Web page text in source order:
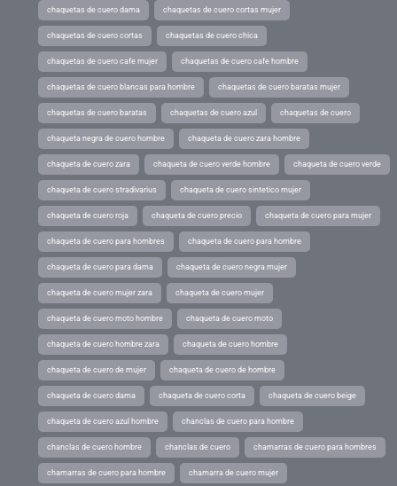
chaquetas de cuero dama chaquetas de cuero cortas mujer
chaquetas de cuero cortas chaquetas de cuero chica
chaquetas de cuero cafe mujer chaquetas de cuero cafe hombre
chaquetas de cuero blancas para hombre chaquetas de cuero baratas mujer
chaquetas de cuero baratas chaquetas de cuero azul chaquetas de cuero
chaqueta negra de cuero hombre chaqueta de cuero zara hombre
chaqueta de cuero zara chaqueta de cuero verde hombre chaqueta de cuero verde
chaqueta de cuero stradivarius chaqueta de cuero sintetico mujer
chaqueta de cuero roja chaqueta de cuero precio chaqueta de cuero para mujer
chaqueta de cuero para hombres chaqueta de cuero para hombre
chaqueta de cuero para dama chaqueta de cuero negra mujer
chaqueta de cuero mujer zara chaqueta de cuero mujer
chaqueta de cuero moto hombre chaqueta de cuero moto
chaqueta de cuero hombre zara chaqueta de cuero hombre
chaqueta de cuero de mujer chaqueta de cuero de hombre
chaqueta de cuero dama chaqueta de cuero corta chaqueta de cuero beige
chaqueta de cuero azul hombre chanclas de cuero para hombre
chanclas de cuero hombre chanclas de cuero chamarras de cuero para hombres
chamarras de cuero para hombre chamarra de cuero mujer